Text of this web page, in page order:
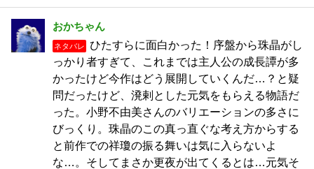
おかちゃん
ネタバレ
ひたすらに面白かった！序盤から珠晶がし
っかり者すぎて、これまでは主人公の成長譚が多
かったけど今作はどう展開していくんだ…？と疑
問だったけど、溌剌とした元気をもらえる物語だ
った。小野不由美さんのバリエーションの多さに
びっくり。珠晶のこの真っ直ぐな考え方からする
と前作での祥瓊の振る舞いは気に入らないよ
な…。そしてまさか更夜が出てくるとは…元気そ